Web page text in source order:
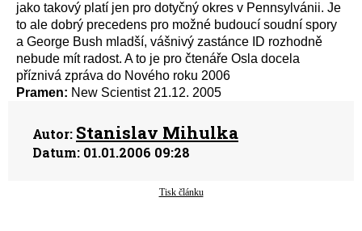
jako takový platí jen pro dotyčný okres v Pennsylvánii. Je
to ale dobrý precedens pro možné budoucí soudní spory
a George Bush mladší, vášnivý zastánce ID rozhodně
nebude mít radost. A to je pro čtenáře Osla docela
příznivá zpráva do Nového roku 2006
Pramen: New Scientist 21.12. 2005
Autor: Stanislav Mihulka
Datum: 01.01.2006 09:28
Tisk článku